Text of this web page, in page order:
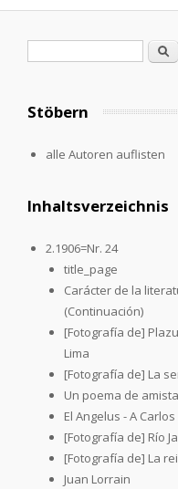
Stöbern
alle Autoren auflisten
Inhaltsverzeichnis
2.1906=Nr. 24
title_page
Carácter de la
(Continuación)
[Fotografía de]
Lima
[Fotografía de] La
Un poema de
El Angelus - A
[Fotografía de] Río
[Fotografía de] La
Juan Lorrain